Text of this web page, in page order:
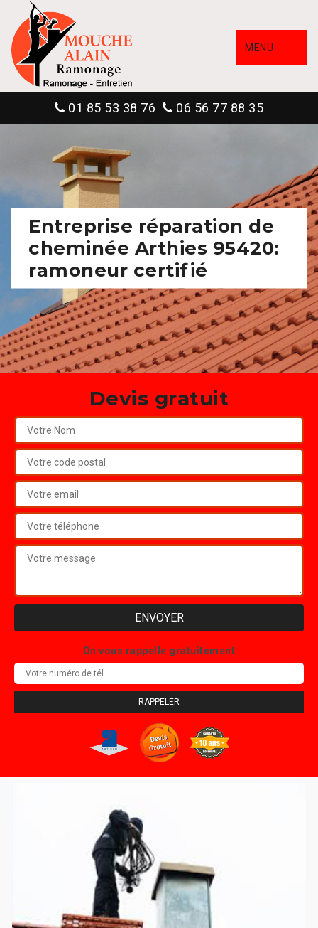
MENU
01 85 53 38 76 06 56 77 88 35
Entreprise réparation de
cheminée Arthies 95420:
ramoneur certifié
Devis gratuit
On vous rappelle gratuitement